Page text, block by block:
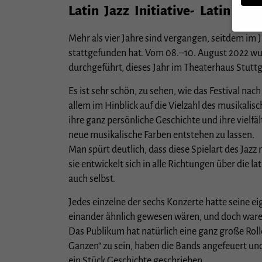
Latin Jazz Initiative- Latin
Mehr als vier Jahre sind vergangen, seitdem im
stattgefunden hat. Vom 08.–10. August 2022
durchgeführt, dieses Jahr im Theaterhaus
Es ist sehr schön, zu sehen, wie das Festival
allem im Hinblick auf die Vielzahl des
ihre ganz persönliche Geschichte und ihre
neue musikalische Farben entstehen zu lassen.
Man spürt deutlich, dass diese Spielart des
sie entwickelt sich in alle Richtungen über die
auch selbst.
Jedes einzelne der sechs Konzerte hatte seine
einander ähnlich gewesen wären, und doch
Das Publikum hat natürlich eine ganz große
Ganzen“ zu sein, haben die Bands angefeuert
Wenn
Wir
Hier